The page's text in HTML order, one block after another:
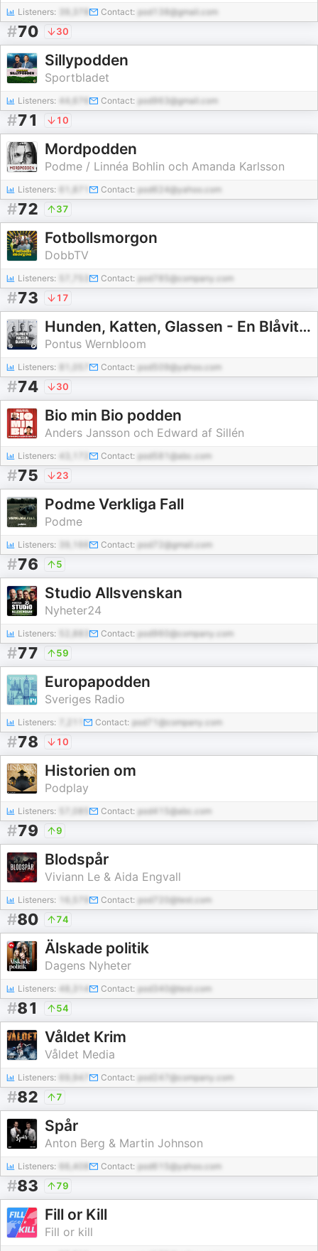
Listeners: Contact: pod138@gmail.com
#70 30
Sillypodden
Sportbladet
Listeners: 44,676 Contact: pod963@gmail.com
#71 10
Mordpodden
Podme / Linnéa Bohlin och Amanda Karlsson
Listeners: Contact: pod624@yahoo.com
#72 37
Fotbollsmorgon
DobbTV
Listeners: Contact: pod785@company.com
#73 17
Hunden, Katten, Glassen - En Blåvit podcast
Pontus Wernbloom
Listeners: Contact: pod509@yahoo.com
#74 30
Bio min Bio podden
Anders Jansson och Edward af Sillén
Listeners: Contact: pod581@abc.com
#75 23
Podme Verkliga Fall
Podme
Listeners: Contact: pod72@gmail.com
#76 5
Studio Allsvenskan
Nyheter24
Listeners: Contact: pod960@company.com
#77 59
Europapodden
Sveriges Radio
Listeners: Contact: pod71@company.com
#78 10
Historien om
Podplay
Listeners: Contact: pod415@abc.com
#79 9
Blodspår
Viviann Le & Aida Engvall
Listeners: Contact: pod720@test.com
#80 74
Älskade politik
Dagens Nyheter
Listeners: 48,314 Contact: pod340@test.com
#81 54
Våldet Krim
Våldet Media
Listeners: 69,947 Contact: pod247@company.com
#82 7
Spår
Anton Berg & Martin Johnson
Listeners: 66,408 Contact: pod615@yahoo.com
#83 79
Fill or Kill
Fill or kill